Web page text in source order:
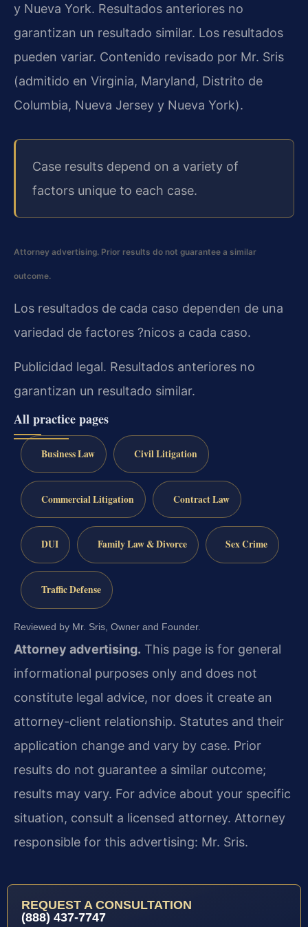
y Nueva York. Resultados anteriores no
garantizan un resultado similar. Los resultados
pueden variar. Contenido revisado por Mr. Sris
(admitido en Virginia, Maryland, Distrito de
Columbia, Nueva Jersey y Nueva York).
Case results depend on a variety of
factors unique to each case.
Attorney advertising. Prior results do not guarantee a similar
outcome.
Los resultados de cada caso dependen de una
variedad de factores ?nicos a cada caso.
Publicidad legal. Resultados anteriores no
garantizan un resultado similar.
All practice pages
Business Law Civil Litigation
Commercial Litigation Contract Law
DUI Family Law & Divorce Sex Crime
Traffic Defense
Reviewed by Mr. Sris, Owner and Founder.
Attorney advertising. This page is for general
informational purposes only and does not
constitute legal advice, nor does it create an
attorney-client relationship. Statutes and their
application change and vary by case. Prior
results do not guarantee a similar outcome;
results may vary. For advice about your specific
situation, consult a licensed attorney. Attorney
responsible for this advertising: Mr. Sris.
REQUEST A CONSULTATION
(888) 437-7747